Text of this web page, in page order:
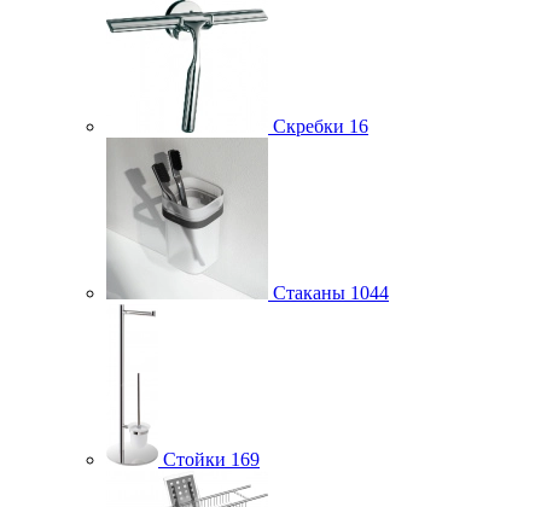
Скребки 16
Стаканы 1044
Стойки 169